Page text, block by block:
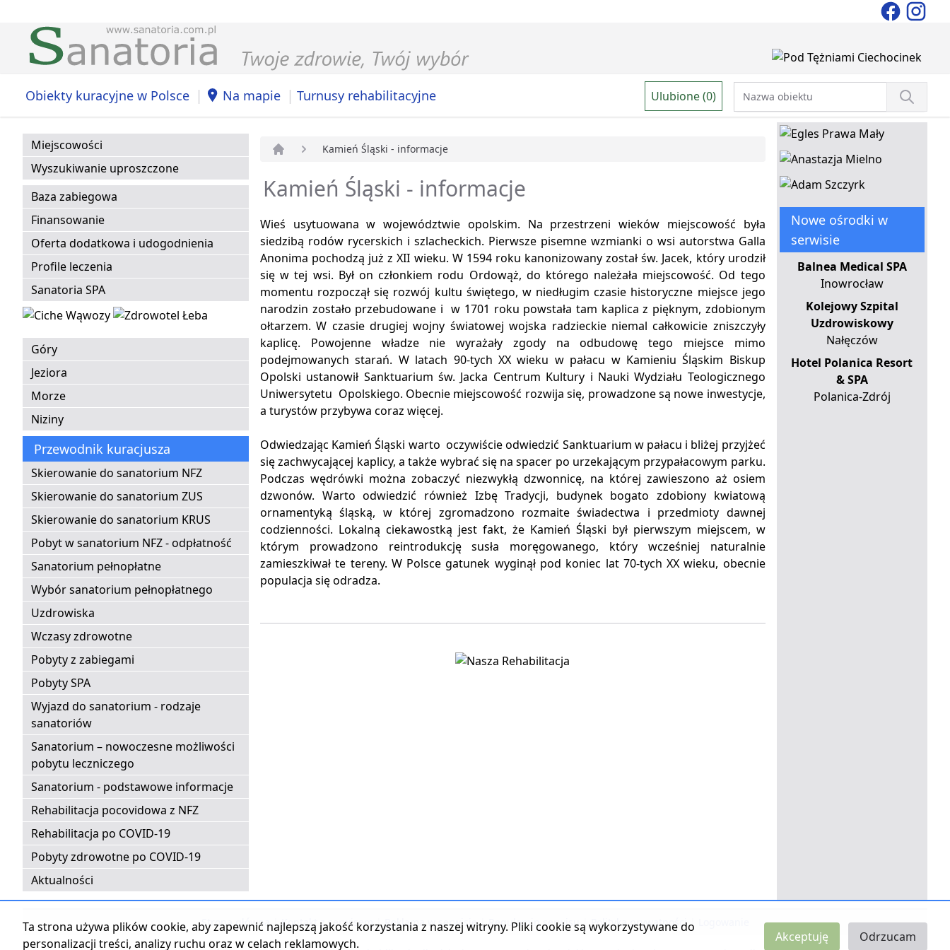
Obiekty kuracyjne w Polsce | Na mapie | Turnusy rehabilitacyjne Ulubione (0)
Miejscowości
Wyszukiwanie uproszczone
Baza zabiegowa
Finansowanie
Oferta dodatkowa i udogodnienia
Profile leczenia
Sanatoria SPA
Góry
Jeziora
Morze
Niziny
Przewodnik kuracjusza
Skierowanie do sanatorium NFZ
Skierowanie do sanatorium ZUS
Skierowanie do sanatorium KRUS
Pobyt w sanatorium NFZ - odpłatność
Sanatorium pełnopłatne
Wybór sanatorium pełnopłatnego
Uzdrowiska
Wczasy zdrowotne
Pobyty z zabiegami
Pobyty SPA
Wyjazd do sanatorium - rodzaje
sanatoriów
Sanatorium – nowoczesne możliwości
pobytu leczniczego
Sanatorium - podstawowe informacje
Rehabilitacja pocovidowa z NFZ
Rehabilitacja po COVID-19
Pobyty zdrowotne po COVID-19
Aktualności
Kamień Śląski - informacje
Kamień Śląski - informacje
Wieś usytuowana w województwie opolskim. Na przestrzeni wieków miejscowość była
siedzibą rodów rycerskich i szlacheckich. Pierwsze pisemne wzmianki o wsi autorstwa Galla
Anonima pochodzą już z XII wieku. W 1594 roku kanonizowany został św. Jacek, który urodził
się w tej wsi. Był on członkiem rodu Ordowąż, do którego należała miejscowość. Od tego
momentu rozpoczął się rozwój kultu świętego, w niedługim czasie historyczne miejsce jego
narodzin zostało przebudowane i w 1701 roku powstała tam kaplica z pięknym, zdobionym
ołtarzem. W czasie drugiej wojny światowej wojska radzieckie niemal całkowicie zniszczyły
kaplicę. Powojenne władze nie wyrażały zgody na odbudowę tego miejsce mimo
podejmowanych starań. W latach 90-tych XX wieku w pałacu w Kamieniu Śląskim Biskup
Opolski ustanowił Sanktuarium św. Jacka Centrum Kultury i Nauki Wydziału Teologicznego
Uniwersytetu Opolskiego. Obecnie miejscowość rozwija się, prowadzone są nowe inwestycje,
a turystów przybywa coraz więcej.
Odwiedzając Kamień Śląski warto oczywiście odwiedzić Sanktuarium w pałacu i bliżej przyjżeć
się zachwycającej kaplicy, a także wybrać się na spacer po urzekającym przypałacowym parku.
Podczas wędrówki można zobaczyć niezwykłą dzwonnicę, na której zawieszono aż osiem
dzwonów. Warto odwiedzić również Izbę Tradycji, budynek bogato zdobiony kwiatową
ornamentyką śląską, w której zgromadzono rozmaite świadectwa i przedmioty dawnej
codzienności. Lokalną ciekawostką jest fakt, że Kamień Śląski był pierwszym miejscem, w
którym prowadzono reintrodukcję susła moręgowanego, który wcześniej naturalnie
zamieszkiwał te tereny. W Polsce gatunek wyginął pod koniec lat 70-tych XX wieku, obecnie
populacja się odradza.
Nowe ośrodki w
serwisie
Balnea Medical SPA
Inowrocław
Kolejowy Szpital
Uzdrowiskowy
Nałęczów
Hotel Polanica Resort
& SPA
Polanica-Zdrój
Strona główna | Kontakt z serwisem | Reklama w serwisie | Regulamin serwisu | Polityka prywatności |
Ta strona używa plików cookie, aby zapewnić najlepszą jakość korzystania z naszej witryny. Pliki cookie są wykorzystywane do
personalizacji treści, analizy ruchu oraz w celach reklamowych.
Akceptuję Odrzucam